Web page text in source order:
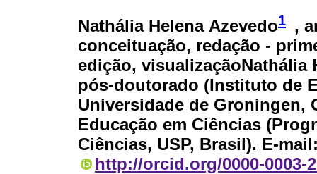
Nathália Helena Azevedo1 ,
conceituação, redação -
edição, visualizaçãoNathália
pós-doutorado (Instituto de
Universidade de Groningen,
Educação em Ciências
Ciências, USP, Brasil). E-
http://orcid.org/0000-0003-